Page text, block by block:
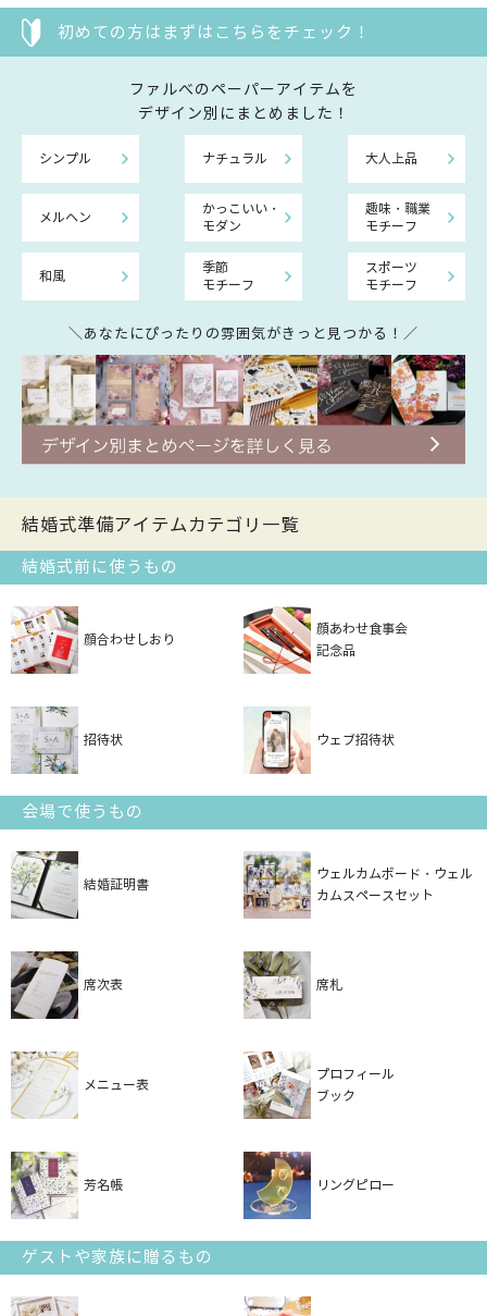
初めての方はまずはこちらをチェック！
ファルべのペーパーアイテムを
デザイン別にまとめました！
シンプル ナチュラル 大人上品
メルヘン
かっこいい・
モダン
趣味・職業
モチーフ
和風
季節
モチーフ
スポーツ
モチーフ
＼あなたにぴったりの雰囲気がきっと見つかる！／
結婚式準備アイテムカテゴリ一覧
結婚式前に使うもの
顔合わせしおり
顔あわせ食事会
記念品
招待状 ウェブ招待状
会場で使うもの
結婚証明書
ウェルカムボード・ウェル
カムスペースセット
席次表 席札
メニュー表
プロフィール
ブック
芳名帳 リングピロー
ゲストや家族に贈るもの